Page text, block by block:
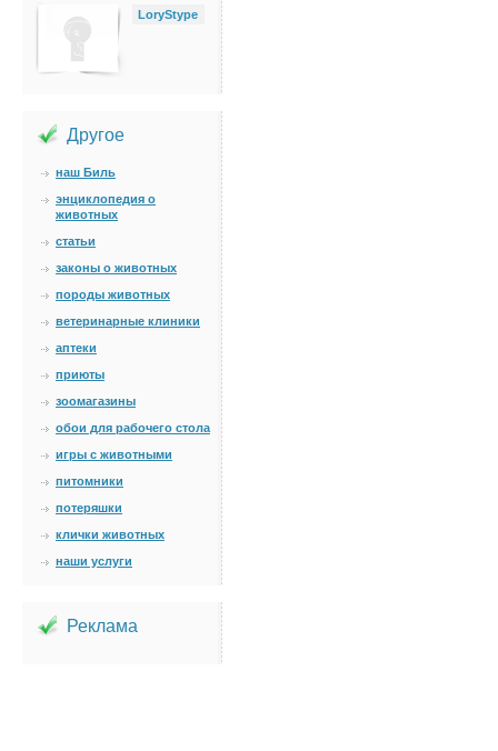
LoryStype
Другое
наш Биль
энциклопедия о
животных
статьи
законы о животных
породы животных
ветеринарные клиники
аптеки
приюты
зоомагазины
обои для рабочего стола
игры с животными
питомники
потеряшки
клички животных
наши услуги
Реклама